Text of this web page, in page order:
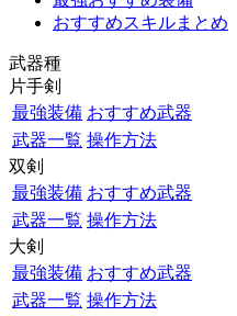
おすすめスキルまとめ
武器種
片手剣
最強装備 おすすめ武器
武器一覧 操作方法
双剣
最強装備 おすすめ武器
武器一覧 操作方法
大剣
最強装備 おすすめ武器
武器一覧 操作方法